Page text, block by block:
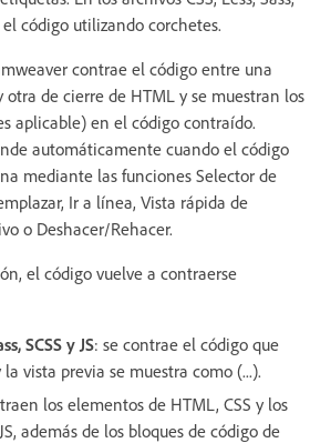
el código utilizando corchetes.
contrae el código entre una
de cierre de HTML y se muestran los
aplicable) en el código contraído.
automáticamente cuando el código
mediante las funciones Selector de
Ir a línea, Vista rápida de
o Deshacer/Rehacer.
el código vuelve a contraerse
SCSS y JS: se contrae el código que
vista previa se muestra como (...).
los elementos de HTML, CSS y los
además de los bloques de código de